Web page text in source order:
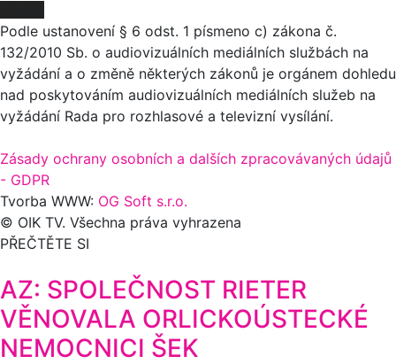
Podle ustanovení § 6 odst. 1 písmeno c) zákona č.
132/2010 Sb. o audiovizuálních mediálních službách na
vyžádání a o změně některých zákonů je orgánem dohledu
nad poskytováním audiovizuálních mediálních služeb na
vyžádání Rada pro rozhlasové a televizní vysílání.
Zásady ochrany osobních a dalších zpracovávaných údajů
- GDPR
Tvorba WWW: OG Soft s.r.o.
© OIK TV. Všechna práva vyhrazena
PŘEČTĚTE SI
AZ: SPOLEČNOST RIETER
VĚNOVALA ORLICKOÚSTECKÉ
NEMOCNICI ŠEK